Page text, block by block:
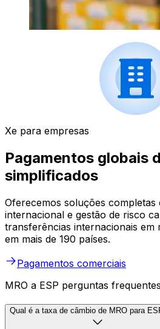
Xe para empresas
Pagamentos globais
simplificados
Oferecemos soluções completas
internacional e gestão de risco
transferências internacionais em
em mais de 190 países.
Pagamentos comerciais
MRO a ESP perguntas frequentes
Qual é a taxa de câmbio de MRO para